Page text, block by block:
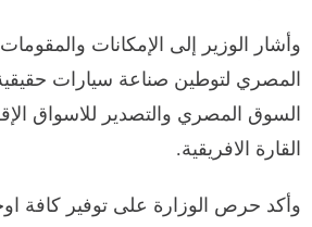
وأشار الوزير إلى الإمكانات والمقومات
المصري لتوطين صناعة سيارات
السوق المصري والتصدير للاسواق
القارة الافريقية.
وأكد حرص الوزارة على توفير كافة